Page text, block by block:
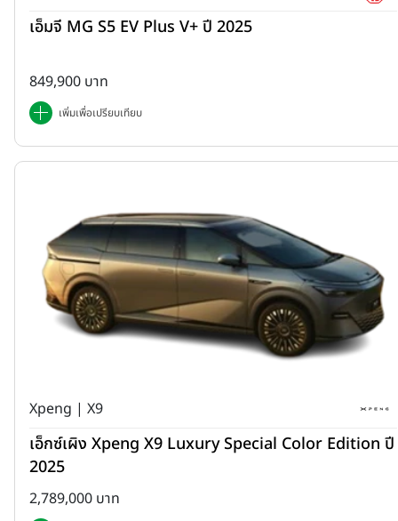
เอ็มจี MG S5 EV Plus V+ ปี 2025
849,900 บาท
เพิ่มเพื่อเปรียบเทียบ
Xpeng | X9
เอ็กซ์เผิง Xpeng X9 Luxury Special Color Edition ปี
2025
2,789,000 บาท